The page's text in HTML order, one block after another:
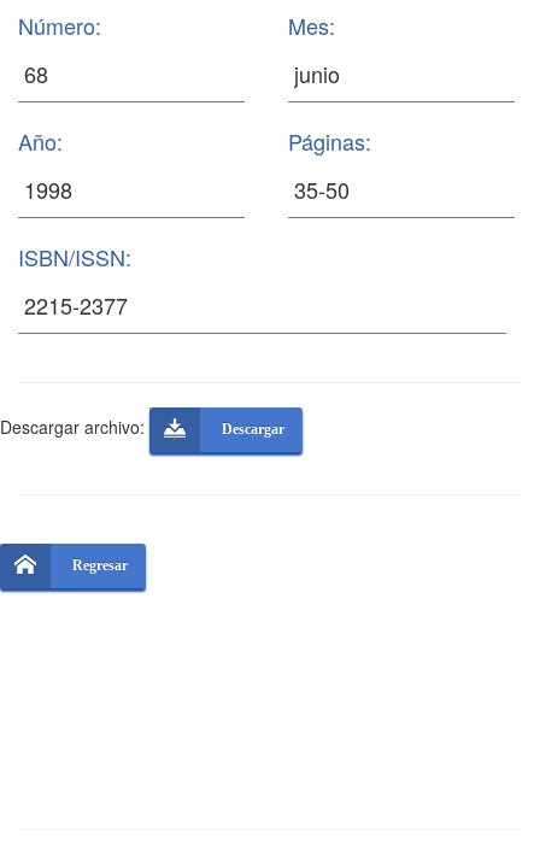
Número: Mes:
Año: Páginas:
ISBN/ISSN:
Descargar archivo: Descargar
Regresar